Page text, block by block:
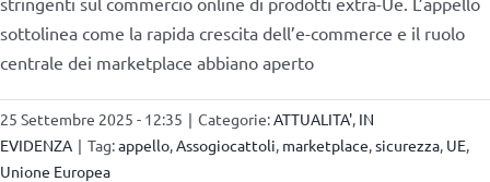
sottolinea come la rapida crescita dell’e-commerce e il ruolo
centrale dei marketplace abbiano aperto
25 Settembre 2025 - 12:35 | Categorie: ATTUALITA' IN
EVIDENZA | Tag:appello Assogiocattoli marketplace sicurezza UE
Unione Europea